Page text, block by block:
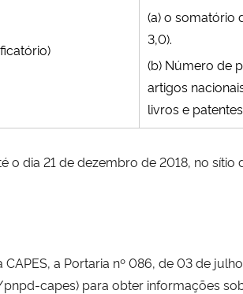
(a) o somatório
3,0).
(b) Número de
artigos
livros e
o dia 21 de dezembro de 2018, no
a Portaria nº 086, de 03 de
capes) para obter informações